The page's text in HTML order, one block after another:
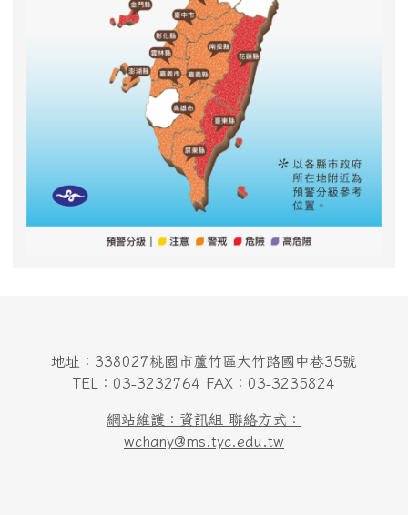
地址：338027桃園市蘆竹區大竹路國中巷35號
TEL：03-3232764 FAX：03-3235824
網站維護：資訊組 聯絡方式：
wchany@ms.tyc.edu.tw